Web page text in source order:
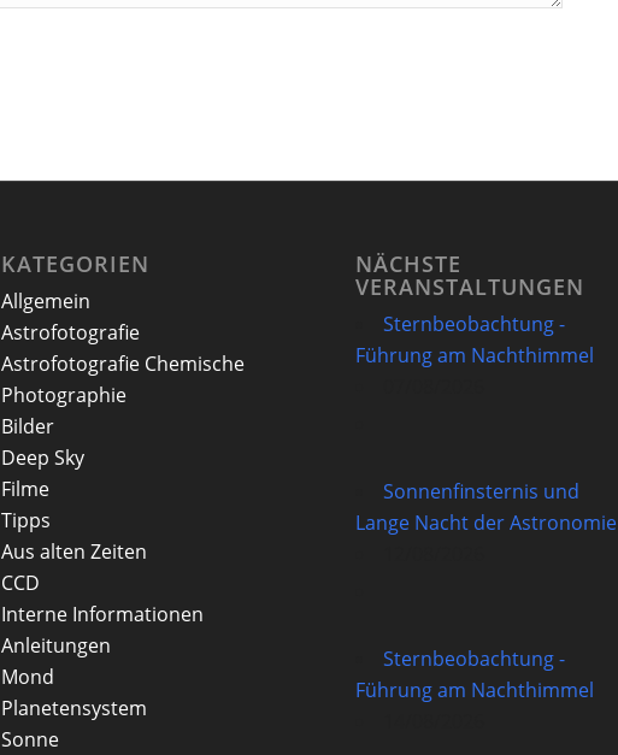
KATEGORIEN
Allgemein
Astrofotografie
Astrofotografie Chemische
Photographie
Bilder
Deep Sky
Filme
Tipps
Aus alten Zeiten
CCD
Interne Informationen
Anleitungen
Mond
Planetensystem
Sonne
NÄCHSTE
VERANSTALTUNGEN
Sternbeobachtung -
Führung am Nachthimmel
Sonnenfinsternis und
Lange Nacht der Astronomie
Sternbeobachtung -
Führung am Nachthimmel